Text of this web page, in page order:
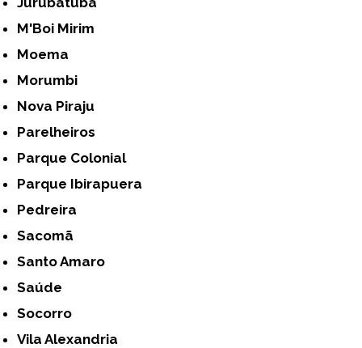
M'Boi Mirim
Moema
Morumbi
Nova Piraju
Parelheiros
Parque Colonial
Parque Ibirapuera
Pedreira
Sacomã
Santo Amaro
Saúde
Socorro
Vila Alexandria